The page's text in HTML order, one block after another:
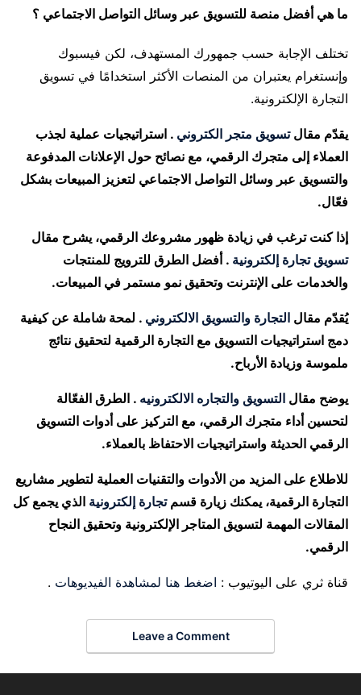
ما هي أفضل منصة للتسويق عبر وسائل التواصل الاجتماعي ؟
تختلف الإجابة حسب جمهورك المستهدف، لكن فيسبوك
وإنستغرام يعتبران من المنصات الأكثر استخدامًا في تسويق
التجارة الإلكترونية.
يقدّم مقالتسويق متجر الكتروني . استراتيجيات عملية لجذب
العملاء إلى متجرك الرقمي، مع نصائح حول الإعلانات المدفوعة
والتسويق عبر وسائل التواصل الاجتماعي لتعزيز المبيعات بشكل
فعّال.
إذا كنت ترغب في زيادة ظهور مشروعك الرقمي، يشرح مقال
تسويق تجارة إلكترونية . أفضل الطرق للترويج للمنتجات
والخدمات على الإنترنت وتحقيق نمو مستمر في المبيعات.
يُقدّم مقال التجارة والتسويق الالكتروني . لمحة شاملة عن كيفية
دمج استراتيجيات التسويق مع التجارة الرقمية لتحقيق نتائج
ملموسة وزيادة الأرباح.
يوضح مقال التسويق والتجاره الالكترونيه . الطرق الفعّالة
لتحسين أداء متجرك الرقمي، مع التركيز على أدوات التسويق
الرقمي الحديثة واستراتيجيات الاحتفاظ بالعملاء.
للاطلاع على المزيد من الأدوات والتقنيات العملية لتطوير مشاريع
التجارة الرقمية، يمكنك زيارة قسمتجارة إلكترونية الذي يجمع كل
المقالات المهمة لتسويق المتاجر الإلكترونية وتحقيق النجاح
الرقمي.
قناة ثري على اليوتيوب : اضغط هنا لمشاهدة الفيديوهات .
Leave a Comment